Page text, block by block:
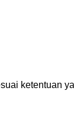
ketentuan